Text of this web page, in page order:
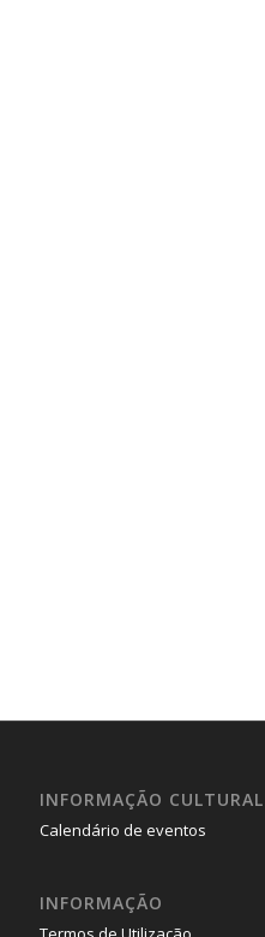
INFORMAÇÃO CULTURAL
Calendário de eventos
INFORMAÇÃO